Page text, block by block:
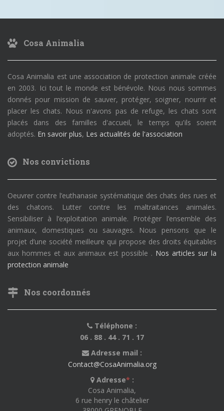
Cosa Animalia
Cosa Animalia est une association de protection animale créée
en 2003. Ici tout le monde est bénévole. Nous nous sommes
donnés pour mission de sauver, protéger, soigner, nourrir et
placer les chats. Nous n'avons pas de refuge, les chats sont
placés dans des familles d'accueil, le temps qu'ils soient
adoptés. En savoir plus, Les actualités de l'association
Nos convictions
Oeuvrer contre l’euthanasie systématique des chats des rues et
des chatons. Lutter contre les maltraitances animales.
Sensibiliser à l’exploitation animale. Protéger l’ensemble des
animaux, domestiques ou sauvages. Nous pensons que le
projet d’une société meilleure qui propose des droits équitables
aux hommes et aux animaux est possible . Nos articles sur la
protection animale
Nos coordonnés
Téléphone :
06 . 88 . 44 . 71 . 17
Adresse mail :
Contact@CosaAnimalia.org
Adresse* :
Cosa Animalia,
6 rue henry le châtelier